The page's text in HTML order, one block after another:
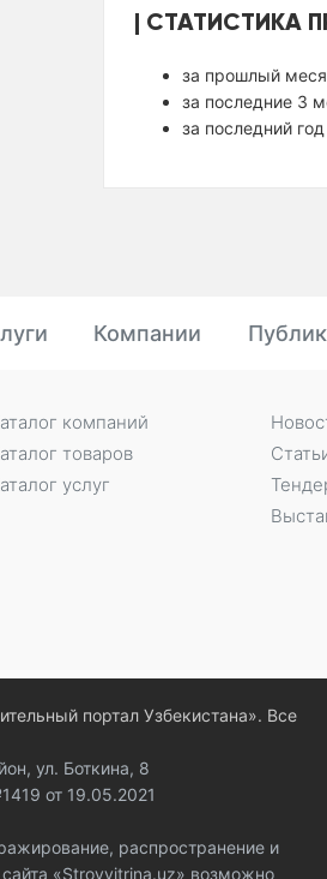
СТАТИСТИКА
за прошлый
за последние 3
за последний
Компании
компаний
товаров
услуг
портал Узбекистана». Все
ул. Боткина, 8
от 19.05.2021
распространение и
«Stroyvitrina.uz» возможно